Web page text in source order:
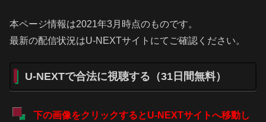
本ページ情報は2021年3月時点のものです。
最新の配信状況はU-NEXTサイトにてご確認ください。
U-NEXTで合法に視聴する（31日間無料）
下の画像をクリックするとU-NEXTサイトへ移動し